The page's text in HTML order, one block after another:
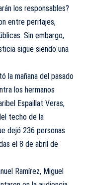
los responsables?
entre peritajes,
Sin embargo,
sigue siendo una
la mañana del pasado
los hermanos
Espaillat Veras,
techo de la
dejó 236 personas
el 8 de abril de
Ramírez, Miguel